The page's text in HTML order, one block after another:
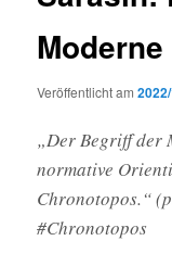
Moderne
Veröffentlicht am
„Der Begriff der
normative
Chronotopos.“
#Chronotopos